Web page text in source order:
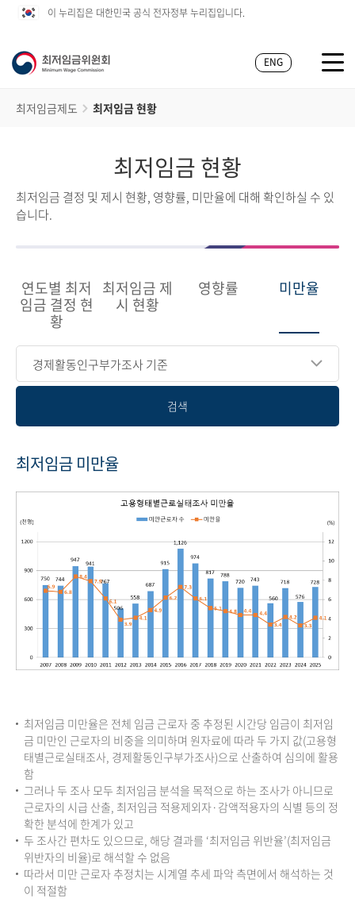
이 누리집은 대한민국 공식 전자정부 누리집입니다.
ENG
최저임금제도 최저임금 현황
최저임금 현황
최저임금 결정 및 제시 현황, 영향률, 미만율에 대해 확인하실 수 있
습니다.
연도별 최저
임금 결정 현
황
최저임금 제
시 현황
영향률 미만율
경제활동인구부가조사 기준
검색
최저임금 미만율
최저임금 미만율은 전체 임금 근로자 중 추정된 시간당 임금이 최저임
금 미만인 근로자의 비중을 의미하며 원자료에 따라 두 가지 값(고용형
태별근로실태조사, 경제활동인구부가조사)으로 산출하여 심의에 활용
함
그러나 두 조사 모두 최저임금 분석을 목적으로 하는 조사가 아니므로
근로자의 시급 산출, 최저임금 적용제외자·감액적용자의 식별 등의 정
확한 분석에 한계가 있고
두 조사간 편차도 있으므로, 해당 결과를 ‘최저임금 위반율’(최저임금
위반자의 비율)로 해석할 수 없음
따라서 미만 근로자 추정치는 시계열 추세 파악 측면에서 해석하는 것
이 적절함